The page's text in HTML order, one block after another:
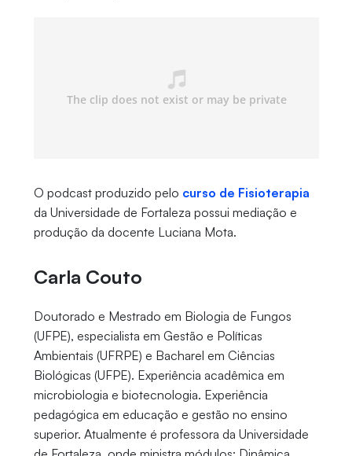
O podcast produzido pelo curso de Fisioterapia
da Universidade de Fortaleza possui mediação e
produção da docente Luciana Mota.
Carla Couto
Doutorado e Mestrado em Biologia de Fungos
(UFPE), especialista em Gestão e Políticas
Ambientais (UFRPE) e Bacharel em Ciências
Biológicas (UFPE). Experiência acadêmica em
microbiologia e biotecnologia. Experiência
pedagógica em educação e gestão no ensino
superior. Atualmente é professora da Universidade